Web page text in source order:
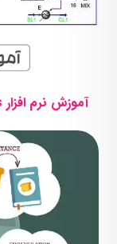
آموزش نرم افزار Hysys و نکات کاربردی برای مبتدیان